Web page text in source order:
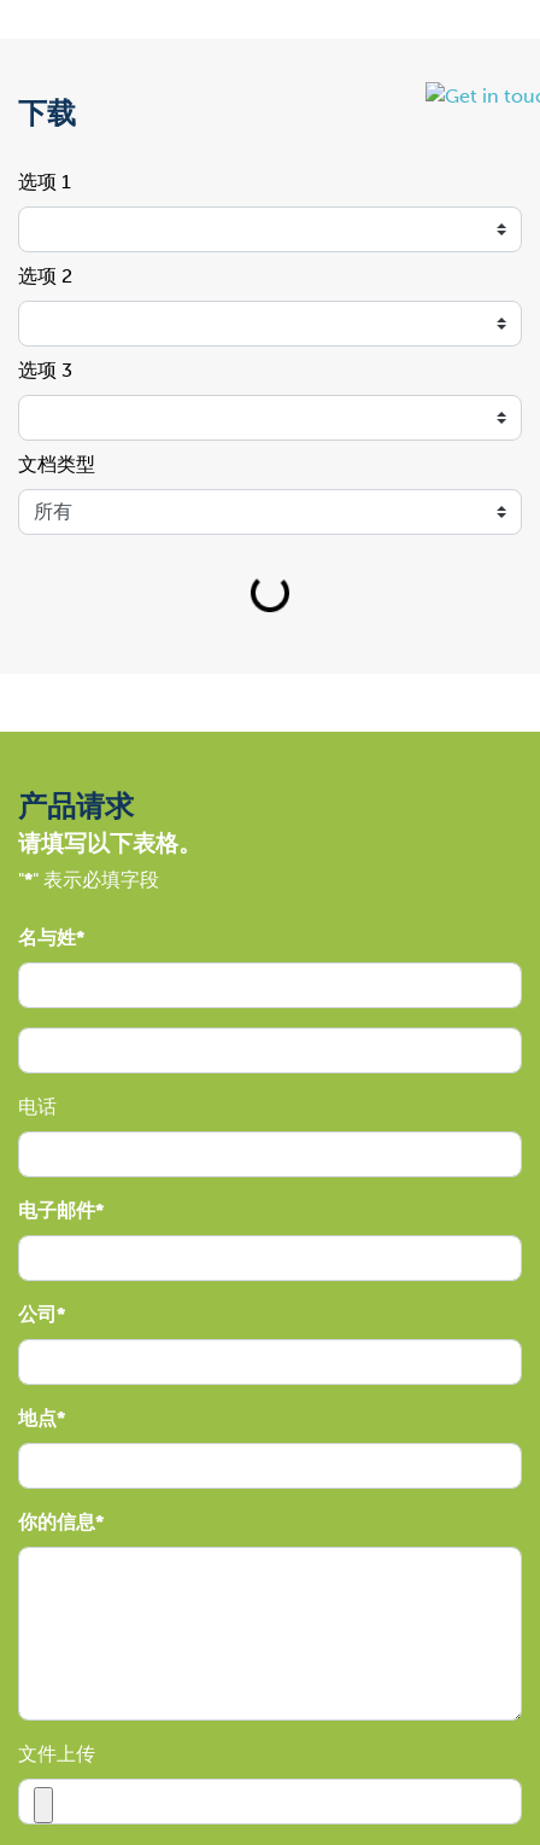
下载
选项 1
选项 2
选项 3
文档类型
Loading...
产品请求
请填写以下表格。
"*" 表示必填字段
名与姓
电话
电子邮件
公司
地点
你的信息
文件上传